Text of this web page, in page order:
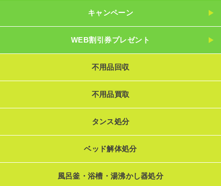
キャンペーン
WEB割引券プレゼント
不用品回収
不用品買取
タンス処分
ベッド解体処分
風呂釜・浴槽・湯沸かし器処分